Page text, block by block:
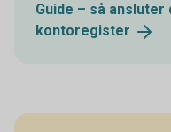
Guide – så
kontoregister